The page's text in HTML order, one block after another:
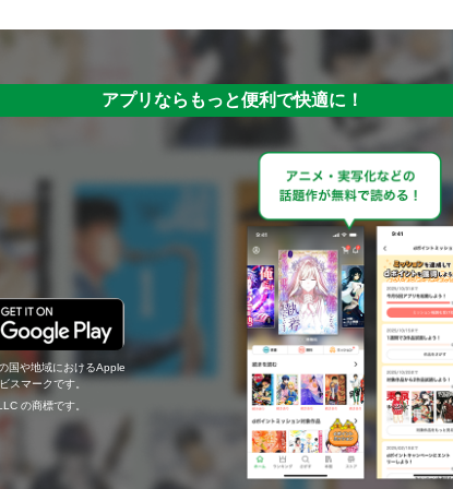
アプリならもっと便利で快適に！
国や地域におけるApple
スマークです。
の商標です。